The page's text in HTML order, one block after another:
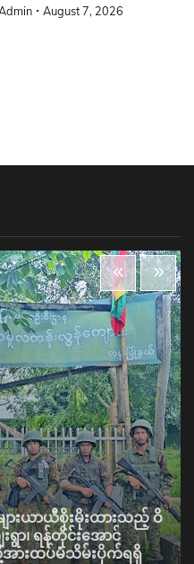
August 7, 2026
ားယာယီစိုးမိုးထားသည့် ဝိ
ာ၊ ရန်တိုင်းအောင်
အားထပ်မံသိမ်းပိုက်ရရှိ